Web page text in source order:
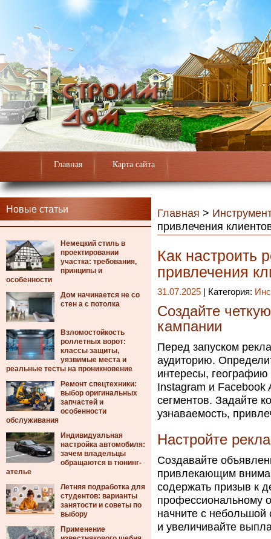
Главная Карта сайта
Новые статьи
Немецкий стиль в
проектировании
участка: требования,
принципы и
особенности
Дом начинается не со
стен а с потолка
Взломостойкость
роллетных ворот:
классы защиты,
уязвимые места и
реальные тесты на проникновение
Ремонт спецтехники:
выбор оригинальных
запчастей и
особенности
обслуживания
Индивидуальная
настройка автомобиля:
зачем владельцы
обращаются в тюнинг-
ателье
Летняя подработка для
студентов: варианты
занятости и советы по
выбору
Применение
Главная >
привлечения
Как настроить
привлечения
31.07.2025 | Категория:
Создайте
кампании
Перед запуском
аудиторию.
интересы,
Instagram и Facebook
сегментов. Задайте
узнаваемость,
Настройте
Создавайте
привлекающим
содержать призыв к
профессиональному
начните с небольшой
и увеличивайте